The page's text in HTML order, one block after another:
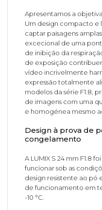
Apresentamos a objetiva
Um design compacto
captar paisagens
excecional de uma
de inibição da
de exposição
vídeo incrivelmente
expressão totalmente
modelos da série F1.8,
de imagens com uma
e homogénea mesmo
Design à prova de
congelamento
A LUMIX S 24 mm F1.8
funcionar sob as
design resistente ao pó
de funcionamento em
-10 °C.